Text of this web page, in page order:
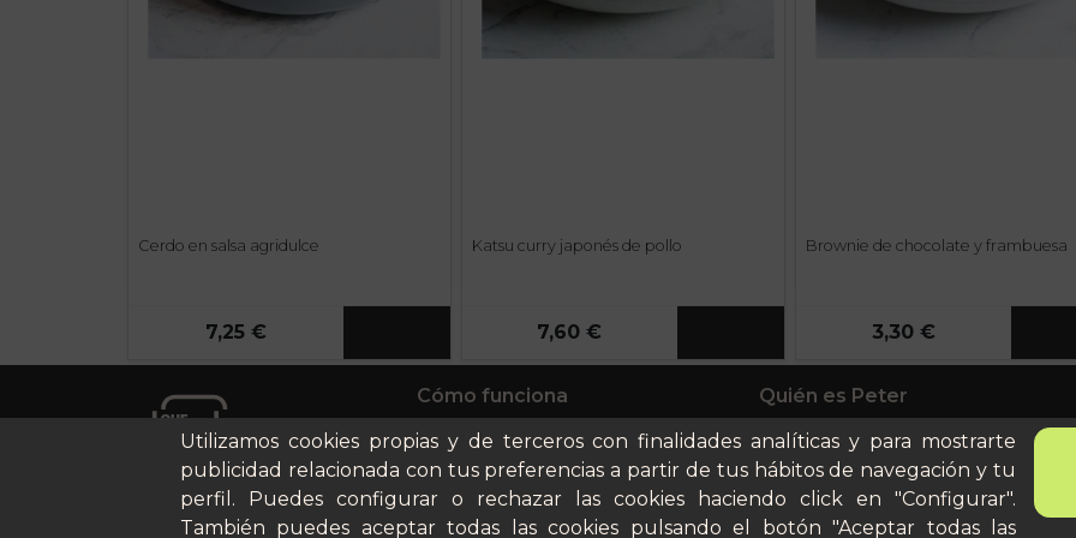
Cerdo en salsa agridulce
7,25 €
Katsu curry japonés de pollo
7,60 €
Brownie de chocolate y frambuesa
3,30 €
Utilizamos cookies propias y de terceros con finalidades analíticas y para mostrarte
publicidad relacionada con tus preferencias a partir de tus hábitos de navegación y tu
perfil. Puedes configurar o rechazar las cookies haciendo click en "Configurar".
También puedes aceptar todas las cookies pulsando el botón "Aceptar todas las
Cómo funciona
Nuestros planes
Casos de éxito
Soy un particular
Quién es Peter
Recursos / Blog
Cultura
Llámanos al 644 52 51 02
Escríbenos al Whatsapp